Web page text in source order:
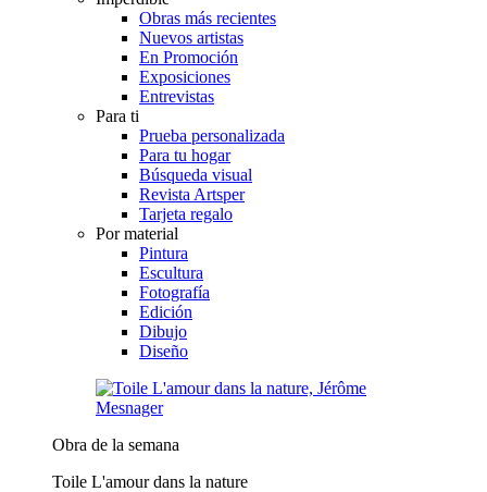
Obras más recientes
Nuevos artistas
En Promoción
Exposiciones
Entrevistas
Para ti
Prueba personalizada
Para tu hogar
Búsqueda visual
Revista Artsper
Tarjeta regalo
Por material
Pintura
Escultura
Fotografía
Edición
Dibujo
Diseño
Obra de la semana
Toile L'amour dans la nature